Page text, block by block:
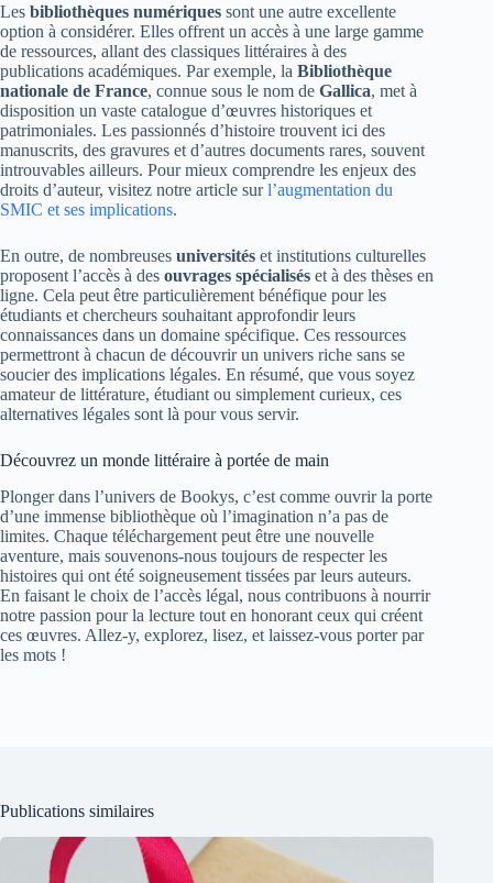
Les bibliothèques numériques sont une autre excellente
option à considérer. Elles offrent un accès à une large gamme
de ressources, allant des classiques littéraires à des
publications académiques. Par exemple, la Bibliothèque
nationale de France, connue sous le nom de Gallica, met à
disposition un vaste catalogue d’œuvres historiques et
patrimoniales. Les passionnés d’histoire trouvent ici des
manuscrits, des gravures et d’autres documents rares, souvent
introuvables ailleurs. Pour mieux comprendre les enjeux des
droits d’auteur, visitez notre article surl’augmentation du
SMIC et ses implications.
En outre, de nombreuses universités et institutions culturelles
proposent l’accès à des ouvrages spécialisés et à des thèses en
ligne. Cela peut être particulièrement bénéfique pour les
étudiants et chercheurs souhaitant approfondir leurs
connaissances dans un domaine spécifique. Ces ressources
permettront à chacun de découvrir un univers riche sans se
soucier des implications légales. En résumé, que vous soyez
amateur de littérature, étudiant ou simplement curieux, ces
alternatives légales sont là pour vous servir.
Découvrez un monde littéraire à portée de main
Plonger dans l’univers de Bookys, c’est comme ouvrir la porte
d’une immense bibliothèque où l’imagination n’a pas de
limites. Chaque téléchargement peut être une nouvelle
aventure, mais souvenons-nous toujours de respecter les
histoires qui ont été soigneusement tissées par leurs auteurs.
En faisant le choix de l’accès légal, nous contribuons à nourrir
notre passion pour la lecture tout en honorant ceux qui créent
ces œuvres. Allez-y, explorez, lisez, et laissez-vous porter par
les mots !
Publications similaires